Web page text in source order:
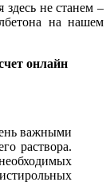
здесь не станем –
на нашем
важными
раствора.